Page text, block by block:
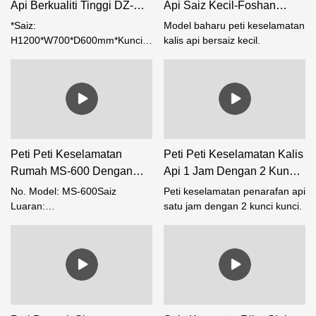
Api Berkualiti Tinggi DZ-
1200 Dengan 12 Jam
Tangan 3 Laci Barang
*Saiz:
H1200*W700*D600mm*Kunci:
min*Motor: motor Jepun*Bolt
pepejal 4 sisi, diameternya
ialah 30mm.*Pegangan: 3 jejari
Api Saiz Kecil-Foshan
Weierxin Safe
Model baharu peti keselamatan
kalis api bersaiz kecil.
Peti Peti Keselamatan
Rumah MS-600 Dengan
Kualiti Tinggi Dan Harga
Terbaik-Weierxin Safe
No. Model: MS-600Saiz
Luaran:
H590*W390*D319mmNW:
Peti Peti Keselamatan Kalis
Api 1 Jam Dengan 2 Kunci
Kunci-Kilang Selamat
Weierxin
Peti keselamatan penarafan api
satu jam dengan 2 kunci kunci.